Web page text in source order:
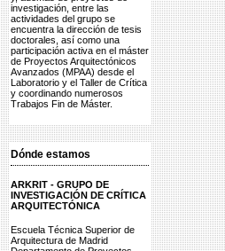
investigación, entre las
actividades del grupo se
encuentra la dirección de tesis
doctorales, así como una
participación activa en el máster
de Proyectos Arquitectónicos
Avanzados (MPAA) desde el
Laboratorio y el Taller de Crítica
y coordinando numerosos
Trabajos Fin de Máster.
Dónde estamos
ARKRIT - GRUPO DE
INVESTIGACIÓN DE CRÍTICA
ARQUITECTÓNICA
Escuela Técnica Superior de
Arquitectura de Madrid